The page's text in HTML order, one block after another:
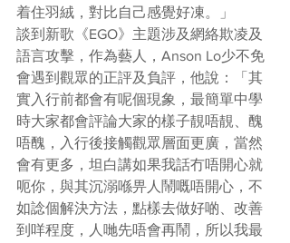
着住羽絨，對比自己感覺好凍。」
談到新歌《EGO》主題涉及網絡欺凌及
語言攻擊，作為藝人，Anson Lo少不免
會遇到觀眾的正評及負評，他說：「其
實入行前都會有呢個現象，最簡單中學
時大家都會評論大家的樣子靚唔靚、醜
唔醜，入行後接觸觀眾層面更廣，當然
會有更多，坦白講如果我話冇唔開心就
呃你，與其沉溺喺畀人鬧嘅唔開心，不
如諗個解決方法，點樣去做好啲、改善
到咩程度，人哋先唔會再鬧，所以我最